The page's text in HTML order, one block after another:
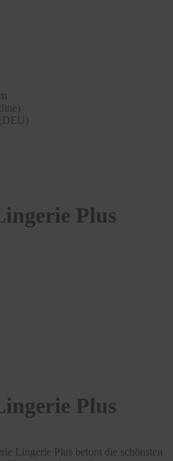
(DEU)
Plus
Plus
Lingerie Plus betont die schönsten